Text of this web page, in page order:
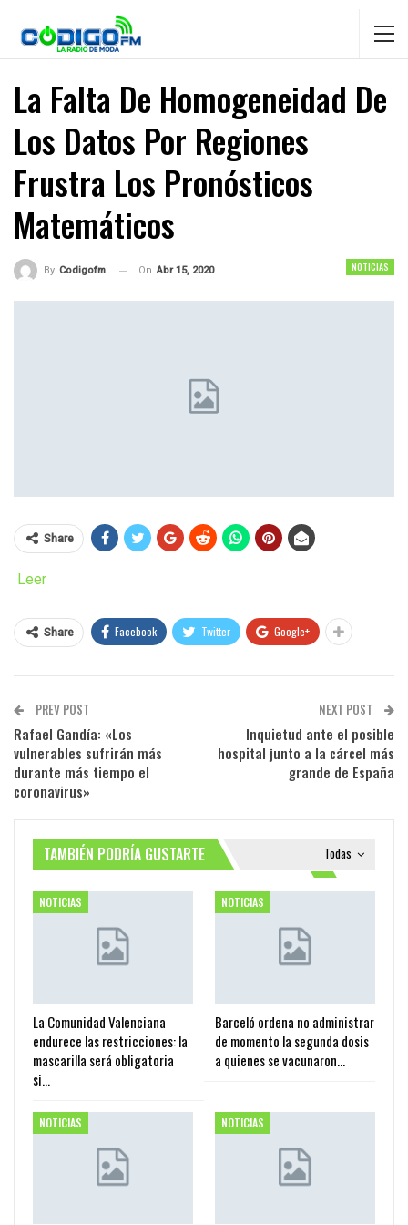
La Falta De Homogeneidad De
Los Datos Por Regiones
Frustra Los Pronósticos
Matemáticos
NOTICIAS
By Codigofm On Abr 15, 2020
Share
Leer
Share Facebook Twitter Google+
PREV POST
Rafael Gandía: «Los
vulnerables sufrirán más
durante más tiempo el
coronavirus»
NEXT POST
Inquietud ante el posible
hospital junto a la cárcel más
grande de España
Todas
TAMBIÉN PODRÍA GUSTARTE
NOTICIAS
La Comunidad Valenciana
endurece las restricciones: la
mascarilla será obligatoria
si…
NOTICIAS
Barceló ordena no administrar
de momento la segunda dosis
a quienes se vacunaron…
NOTICIAS NOTICIAS